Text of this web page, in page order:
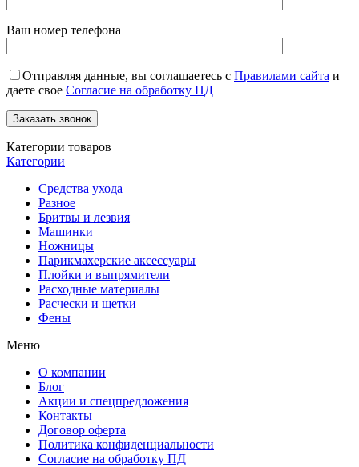
Ваш номер телефона
Отправляя данные, вы соглашаетесь с Правилами сайта и
даете свое Согласие на обработку ПД
Категории товаров
Категории
Средства ухода
Разное
Бритвы и лезвия
Машинки
Ножницы
Парикмахерские аксессуары
Плойки и выпрямители
Расходные материалы
Расчески и щетки
Фены
Меню
О компании
Блог
Акции и спецпредложения
Контакты
Договор оферта
Политика конфиденциальности
Согласие на обработку ПД